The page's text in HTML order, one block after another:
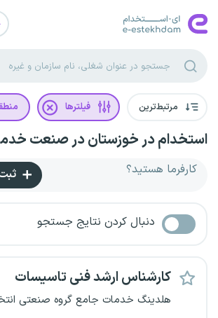
مرتبط‌ترین فیلترها
استخدام در خوزستان در صنعت
کارفرما هستید؟
دنبال کردن نتایج جستجو
کارشناس ارشد فنی تاسیسات
هلدینگ خدمات جامع گروه صنعتی